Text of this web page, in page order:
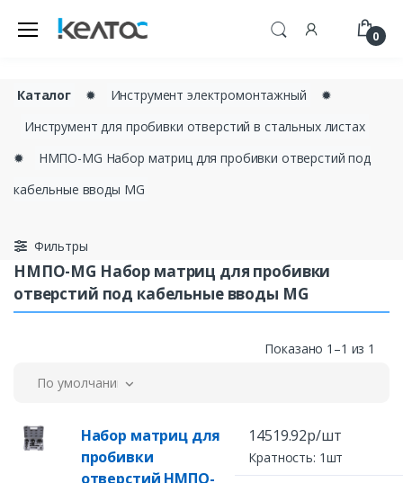
0
Каталог ✹ Инструмент электромонтажный
✹
Инструмент для пробивки отверстий в стальных листах
✹
НМПО-MG Набор матриц для пробивки отверстий под
кабельные вводы MG
Фильтры
НМПО-MG Набор матриц для пробивки
отверстий под кабельные вводы MG
Показано 1–1 из 1
По умолчанию
Набор матриц для
пробивки
отверстий НМПО-
14519.92р/шт
Кратность: 1шт